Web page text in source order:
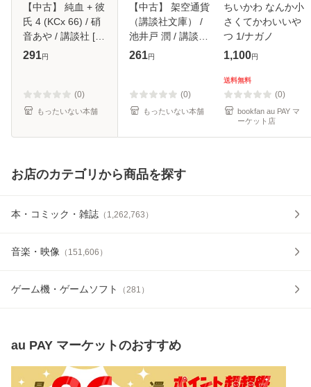
【中古】 純血 + 彼
氏 4 (KCx 66) / 硝
音あや / 講談社 [コ
ミック]【メール便
291円
(0)
もったいない本舗
【中古】 架空通貨
（講談社文庫） /
池井戸 潤 / 講談社
[文庫]【メール便送
261円
(0)
もったいない本舗
ちいかわ なんか小
さくてかわいいや
つ 1/ナガノ
1,100円
送料無料
(0)
bookfan au PAY マ
ーケット店
お店のカテゴリから商品を探す
本・コミック・雑誌 （ 1,262,763 ）
音楽・映像 （ 151,606 ）
ゲーム機・ゲームソフト （281 ）
au PAY マーケットのおすすめ